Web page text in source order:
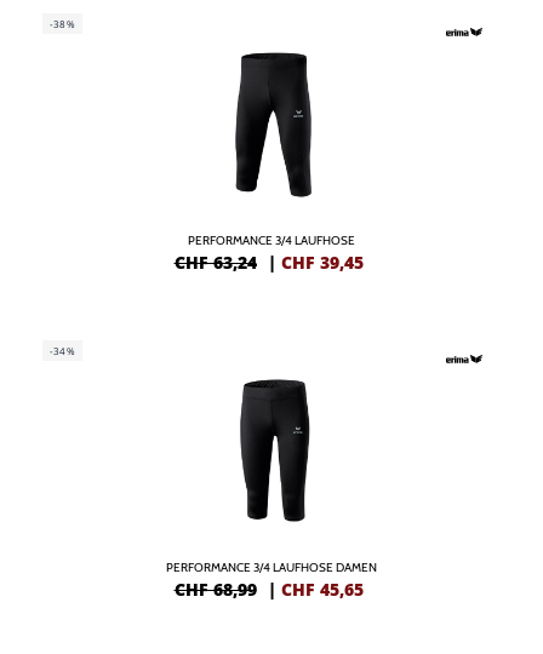
-38%
PERFORMANCE 3/4 LAUFHOSE
CHF 63,24 | CHF 39,45
-34%
PERFORMANCE 3/4 LAUFHOSE DAMEN
CHF 68,99 | CHF 45,65